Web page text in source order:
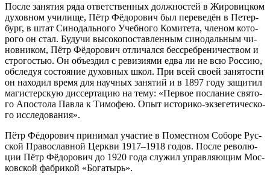
По­сле за­ня­тия ря­да от­вет­ствен­ных долж­но­стей в Жи­ро­виц­ком
ду­хов­ном учи­ли­ще, Пётр Фё­до­ро­вич был пе­ре­ве­дён в Пе­тер­
бург, в штат Си­но­даль­но­го Учеб­но­го Ко­ми­те­та, чле­ном ко­то­
ро­го он стал. Бу­дучи вы­со­ко­по­став­лен­ным си­но­даль­ным чи­
нов­ни­ком, Пётр Фё­до­ро­вич от­ли­чал­ся бес­среб­ре­ни­че­ством и
стро­го­стью. Он объ­ез­дил с ре­ви­зи­я­ми ед­ва ли не всю Рос­сию,
об­сле­дуя со­сто­я­ние ду­хов­ных школ. При всей сво­ей за­ня­то­сти
он на­хо­дил вре­мя для на­уч­ных за­ня­тий и в 1897 го­ду за­щи­тил
ма­ги­стер­скую дис­сер­та­цию на те­му: «Пер­вое по­сла­ние свя­то­
го Апо­сто­ла Пав­ла к Ти­мо­фею. Опыт ис­то­ри­ко-эк­зе­ге­ти­че­ско­
го ис­сле­до­ва­ния».
Пётр Фё­до­ро­вич при­ни­мал уча­стие в По­мест­ном Со­бо­ре Рус­
ской Пра­во­слав­ной Церк­ви 1917–1918 го­дов. По­сле ре­во­лю­
ции Пётр Фё­до­ро­вич до 1920 го­да слу­жил управ­ля­ю­щим Мос­
ков­ской фаб­ри­кой «Бо­га­тырь».